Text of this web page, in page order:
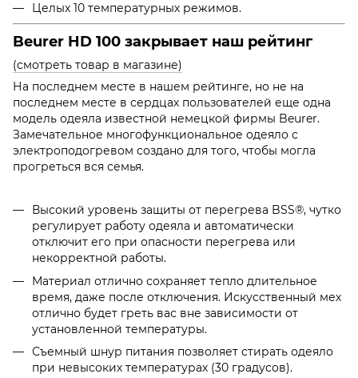
Целых 10 температурных режимов.
Beurer HD 100 закрывает наш рейтинг
(смотреть товар в магазине)
На последнем месте в нашем рейтинге, но не на
последнем месте в сердцах пользователей еще одна
модель одеяла известной немецкой фирмы Beurer.
Замечательное многофункциональное одеяло с
электроподогревом создано для того, чтобы могла
прогреться вся семья.
Высокий уровень защиты от перегрева BSS®, чутко
регулирует работу одеяла и автоматически
отключит его при опасности перегрева или
некорректной работы.
Материал отлично сохраняет тепло длительное
время, даже после отключения. Искусственный мех
отлично будет греть вас вне зависимости от
установленной температуры.
Съемный шнур питания позволяет стирать одеяло
при невысоких температурах (30 градусов).